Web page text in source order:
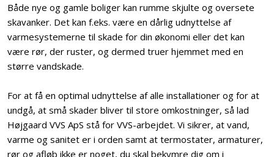
Både nye og gamle boliger kan rumme skjulte og oversete
skavanker. Det kan f.eks. være en dårlig udnyttelse af
varmesystemerne til skade for din økonomi eller det kan
være rør, der ruster, og dermed truer hjemmet med en
større vandskade. ​
For at få en optimal udnyttelse af alle installationer og for at
undgå, at små skader bliver til store omkostninger, så lad
Højgaard VVS ApS stå for VVS-arbejdet. Vi sikrer, at vand,
varme og sanitet er i orden samt at termostater, armaturer,
rør og afløb ikke er noget, du skal bekymre dig om i